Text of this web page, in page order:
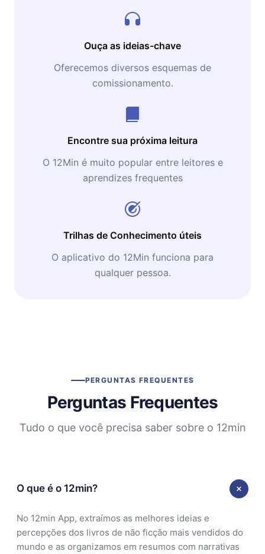
Ouça as ideias-chave
Oferecemos diversos esquemas de
comissionamento.
Encontre sua próxima leitura
O 12Min é muito popular entre leitores e
aprendizes frequentes
Trilhas de Conhecimento úteis
O aplicativo do 12Min funciona para
qualquer pessoa.
PERGUNTAS FREQUENTES
Perguntas Frequentes
Tudo o que você precisa saber sobre o 12min
O que é o 12min?
No 12min App, extraímos as melhores ideias e
percepções dos livros de não ficção mais vendidos do
mundo e as organizamos em resumos com narrativas